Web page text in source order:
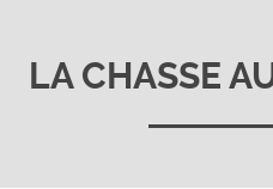
LA CHASSE